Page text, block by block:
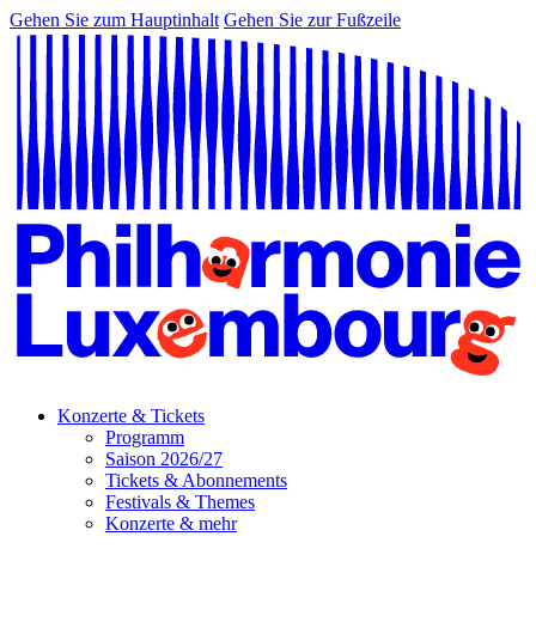
Gehen Sie zum Hauptinhalt Gehen Sie zur Fußzeile
Konzerte & Tickets
Programm
Saison 2026/27
Tickets & Abonnements
Festivals & Themes
Konzerte & mehr